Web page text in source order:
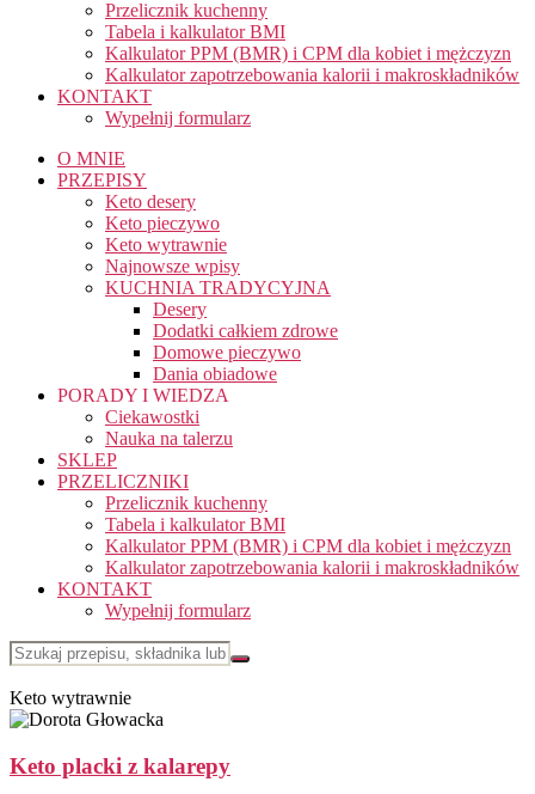
Przelicznik kuchenny
Tabela i kalkulator BMI
Kalkulator PPM (BMR) i CPM dla kobiet i mężczyzn
Kalkulator zapotrzebowania kalorii i makroskładników
KONTAKT
Wypełnij formularz
O MNIE
PRZEPISY
Keto desery
Keto pieczywo
Keto wytrawnie
Najnowsze wpisy
KUCHNIA TRADYCYJNA
Desery
Dodatki całkiem zdrowe
Domowe pieczywo
Dania obiadowe
PORADY I WIEDZA
Ciekawostki
Nauka na talerzu
SKLEP
PRZELICZNIKI
Przelicznik kuchenny
Tabela i kalkulator BMI
Kalkulator PPM (BMR) i CPM dla kobiet i mężczyzn
Kalkulator zapotrzebowania kalorii i makroskładników
KONTAKT
Wypełnij formularz
Keto wytrawnie
Keto placki z kalarepy